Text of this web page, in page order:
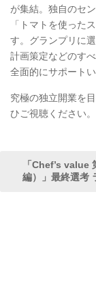
が集結。独自のセ
「トマトを使った
す。グランプリに
計画策定などのす
全面的にサポートい
究極の独立開業を
ひご視聴ください。
「Chef’s value
編）」最終選考